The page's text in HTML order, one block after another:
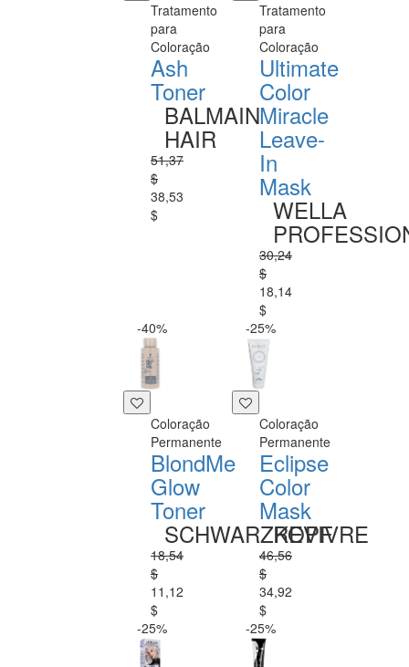
Tratamento
para
Coloração
Ash
Toner
BALMAIN
HAIR
51,37
$
38,53
$
Tratamento
para
Coloração
Ultimate
Color
Miracle
Leave-
In
Mask
WELLA
30,24
$
18,14
$
-40%
Coloração
Permanente
BlondMe
Glow
Toner
SCHWARZKOPF
18,54
$
11,12
$
-25%
Coloração
Permanente
Eclipse
Color
Mask
REVIVRE
46,56
$
34,92
$
-25%
-25%